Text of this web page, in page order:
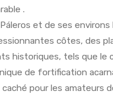
.
et de ses
côtes, des
historiques, tels que le
de fortification
pour les amateurs